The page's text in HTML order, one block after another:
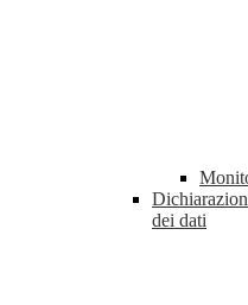
dei dati